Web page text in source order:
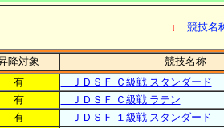
↓ 競技名
降対象 競技名称
有 ＪＤＳＦ Ｃ級戦 スタンダード
有 ＪＤＳＦ Ｃ級戦 ラテン
有 ＪＤＳＦ １級戦 スタンダード